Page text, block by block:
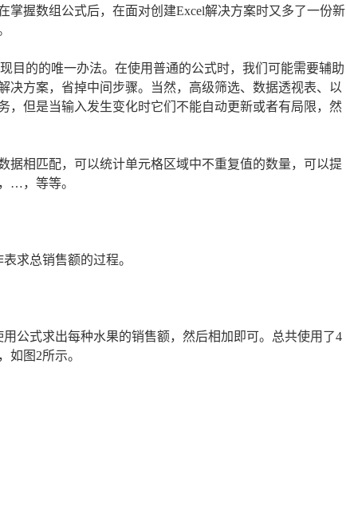
握数组公式后，在面对创建Excel解决方案时又多了一份新
目的的唯一办法。在使用普通的公式时，我们可能需要辅助
决方案，省掉中间步骤。当然，高级筛选、数据透视表、以
，但是当输入发生变化时它们不能自动更新或者有局限，然
据相匹配，可以统计单元格区域中不重复值的数量，可以提
…，等等。
求总销售额的过程。
公式求出每种水果的销售额，然后相加即可。总共使用了4
如图2所示。